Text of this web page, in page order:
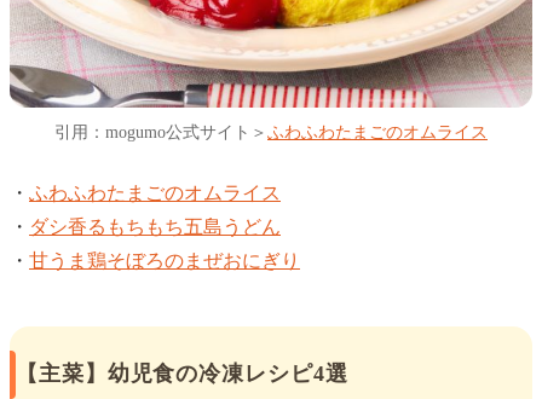
引用：mogumo公式サイト＞ ふわふわたまごのオムライス
・ ふわふわたまごのオムライス
・ ダシ香るもちもち五島うどん
・ 甘うま鶏そぼろのまぜおにぎり
【主菜】幼児食の冷凍レシピ4選